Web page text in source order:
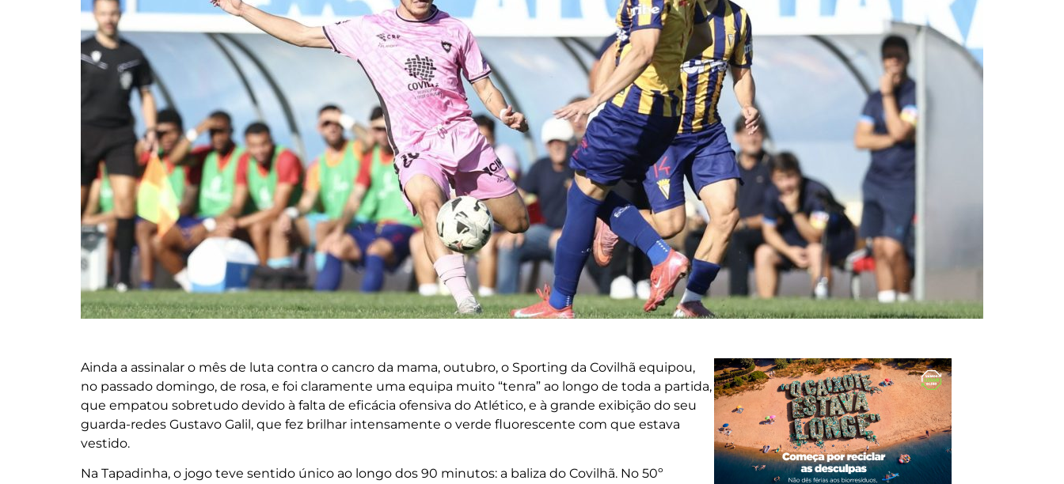
Ainda a assinalar o mês de luta contra o cancro da mama, outubro, o Sporting da Covilhã equipou,
no passado domingo, de rosa, e foi claramente uma equipa muito “tenra” ao longo de toda a partida,
que empatou sobretudo devido à falta de eficácia ofensiva do Atlético, e à grande exibição do seu
guarda-redes Gustavo Galil, que fez brilhar intensamente o verde fluorescente com que estava
vestido.
Na Tapadinha, o jogo teve sentido único ao longo dos 90 minutos: a baliza do Covilhã. No 50º